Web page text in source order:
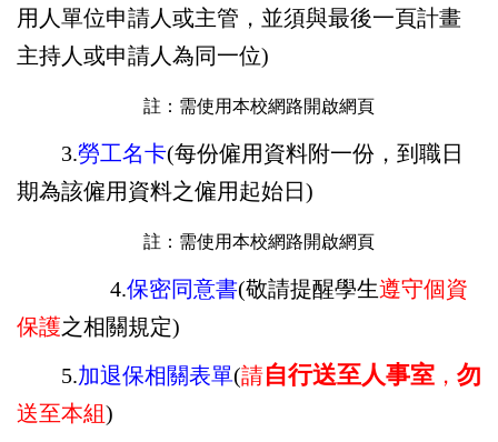
用人單位申請人或主管，並須與最後一頁計畫
主持人或申請人為同一位)
註：需使用本校網路開啟網頁
3.勞工名卡(每份僱用資料附一份，到職日
期為該僱用資料之僱用起始日)
註：需使用本校網路開啟網頁
4.保密同意書(敬請提醒學生遵守個資
保護之相關規定)
5.加退保相關表單(請自行送至人事室 ， 勿
送至本組)